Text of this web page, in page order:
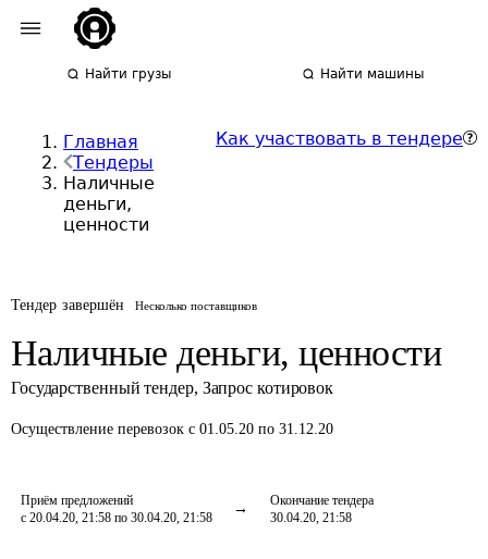
Найти грузы Найти машины
Главная
Тендеры
Наличные
деньги,
ценности
Как участвовать в тендере
Тендер завершён Несколько поставщиков
Наличные деньги, ценности
Государственный тендер, Запрос котировок
Осуществление перевозок с 01.05.20 по 31.12.20
Приём предложений
с 20.04.20, 21:58 по 30.04.20, 21:58
Окончание тендера
30.04.20, 21:58